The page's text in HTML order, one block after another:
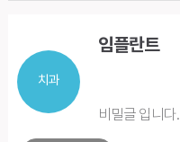
치과
임플란트
비밀글 입니다.